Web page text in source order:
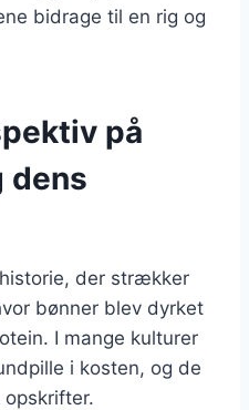
bidrage til en rig og
på
dens
der strækker
bønner blev dyrket
I mange kulturer
i kosten, og de